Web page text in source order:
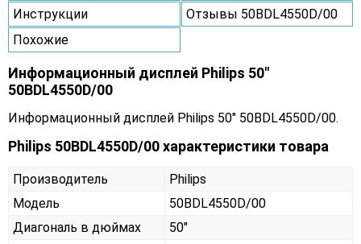
Инструкции
Отзывы 50BDL4550D/00
Похожие
Информационный дисплей Philips 50"
50BDL4550D/00
Информационный дисплей Philips 50" 50BDL4550D/00.
Philips 50BDL4550D/00 характеристики товара
Производитель
Philips
Модель
50BDL4550D/00
Диагональ в дюймах
50"